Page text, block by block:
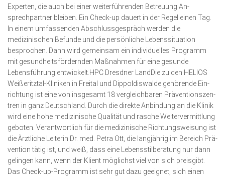
Exper­ten, die auch bei einer weiterführenden Be­treuung An­
sprechpartner bleiben. Ein Check-up dauert in der Regel einen Tag.
In einem um­fassenden Abschluss­ge­spräch werden die
medizinischen Befun­de und die persönliche Lebenssituation
besprochen. Dann wird gemeinsam ein individuelles Pro­gramm
mit gesundheitsfördernden Maß­­­nahmen für eine gesunde
Lebensfüh­rung entwickelt.HPC Dresdner LandDie zu den HELIOS
Wei­ße­ritztal-Klini­ken in Freital und Dippol­dis­walde gehö­ren­de Ein­­
richtung ist eine von insgesamt 18 vergleichbaren Prä­ven­tions­­­zen­
tren in ganz Deutsch­land. Durch die di­rekte ­Anbin­dung an die Klinik
wird eine hohe medizinische Qualität und rasche Wei­ter­ver­mitt­lung
ge­bo­­­ten. Ver­antwort­lich für die medizinische Rich­tungs­­­weisung ist
die Ärztliche Leiterin Dr. med. Petra Ott, die langjährig im Bereich Prä­
ven­tion tätig ist, und weiß, dass eine Lebensstil­beratung nur dann
gelingen kann, wenn der Klient möglichst viel von sich preisgibt.
Das Check-up-Programm ist sehr gut dazu geeignet, sich einen